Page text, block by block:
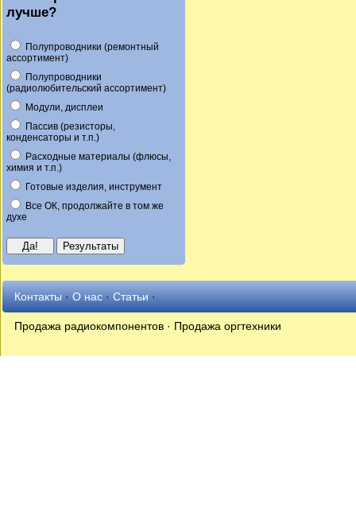
лучше?
Полупроводники (ремонтный
ассортимент)
Полупроводники
(радиолюбительский ассортимент)
Модули, дисплеи
Пассив (резисторы,
конденсаторы и т.п.)
Расходные материалы (флюсы,
химия и т.п.)
Готовые изделия, инструмент
Все ОК, продолжайте в том же
духе
Контакты·О нас·Статьи·
Продажа радиокомпонентов · Продажа оргтехники